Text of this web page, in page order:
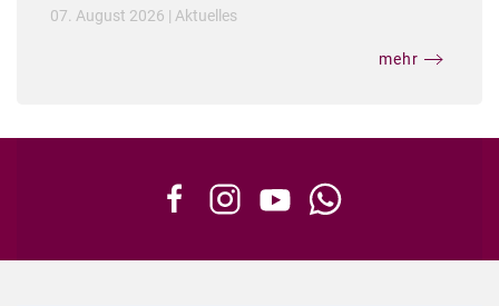
07. August 2026 | Aktuelles
mehr